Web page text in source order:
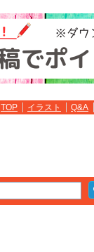
TOP イラスト Q&A